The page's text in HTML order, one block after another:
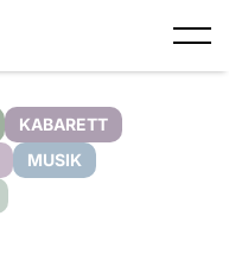
KABARETT
MUSIK